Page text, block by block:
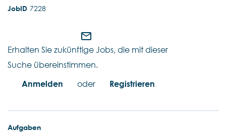
7228
mail_outline
Erhalten Sie zukünftige Jobs, die mit dieser
Suche übereinstimmen.
Anmelden
oder Registrieren
Aufgaben